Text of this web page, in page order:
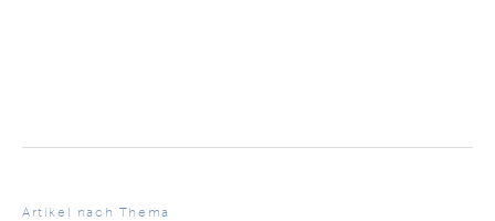
Artikel nach Thema